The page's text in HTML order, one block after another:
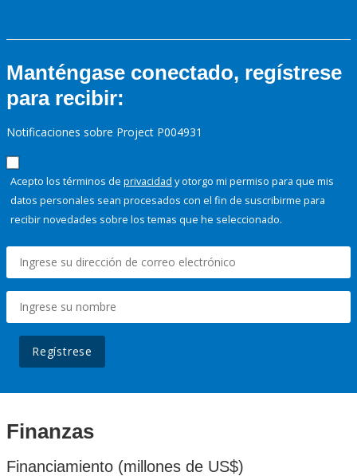
Manténgase conectado, regístrese
para recibir:
Notificaciones sobre Project P004931
Acepto los términos de privacidad y otorgo mi permiso para que mis
datos personales sean procesados con el fin de suscribirme para
recibir novedades sobre los temas que he seleccionado.
Regístrese
Finanzas
Financiamiento (millones de US$)